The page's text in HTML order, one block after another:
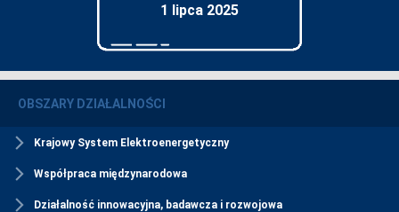
1 lipca 2025
OBSZARY DZIAŁALNOŚCI
Krajowy System Elektroenergetyczny
Współpraca międzynarodowa
Działalność innowacyjna, badawcza i rozwojowa